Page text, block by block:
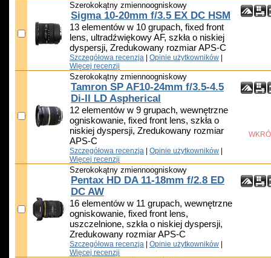
Szerokokątny zmiennoogniskowy
Sigma 10-20mm f/3.5 EX DC HSM
13 elementów w 10 grupach, fixed front
lens, ultradźwiękowy AF, szkła o niskiej
dyspersji, Zredukowany rozmiar APS-C
Szczegółowa recenzja Opinie użytkowników
Więcej recenzji
Szerokokątny zmiennoogniskowy
Tamron SP AF10-24mm f/3.5-4.5
Di-II LD Aspherical
12 elementów w 9 grupach, wewnętrzne
ogniskowanie, fixed front lens, szkła o
niskiej dyspersji, Zredukowany rozmiar
APS-C
Szczegółowa recenzja Opinie użytkowników
Więcej recenzji
Szerokokątny zmiennoogniskowy
Pentax HD DA 11-18mm f/2.8 ED
DC AW
16 elementów w 11 grupach, wewnętrzne
ogniskowanie, fixed front lens,
uszczelnione, szkła o niskiej dyspersji,
Zredukowany rozmiar APS-C
Szczegółowa recenzja Opinie użytkowników
Więcej recenzji